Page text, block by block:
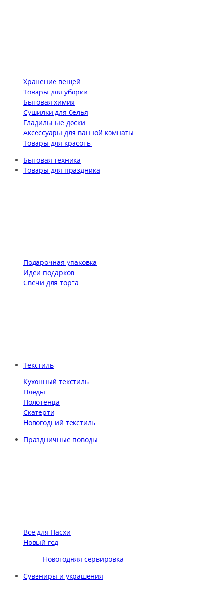
Хранение вещей
Товары для уборки
Бытовая химия
Сушилки для белья
Гладильные доски
Аксессуары для ванной комнаты
Товары для красоты
Бытовая техника
Товары для праздника
Подарочная упаковка
Идеи подарков
Свечи для торта
Текстиль
Кухонный текстиль
Пледы
Полотенца
Скатерти
Новогодний текстиль
Праздничные поводы
Все для Пасхи
Новый год
Новогодняя сервировка
Сувениры и украшения